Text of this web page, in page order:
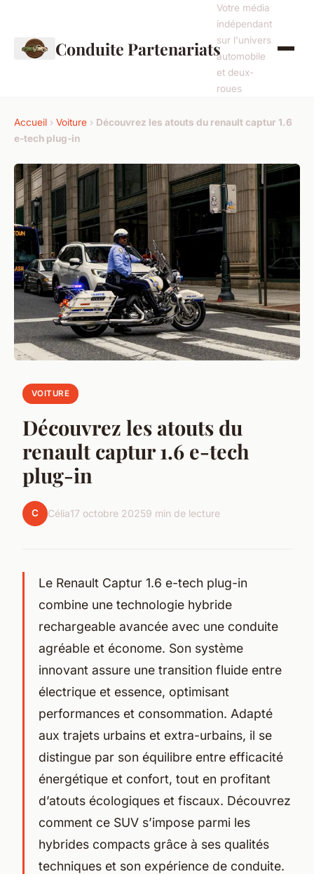
Conduite Partenariats
Votre média
indépendant
sur l'univers
automobile
et deux-
roues
Accueil › Voiture › Découvrez les atouts du renault captur 1.6
e-tech plug-in
VOITURE
Découvrez les atouts du
renault captur 1.6 e-tech
plug-in
C Célia17 octobre 20259 min de lecture
Le Renault Captur 1.6 e-tech plug-in
combine une technologie hybride
rechargeable avancée avec une conduite
agréable et économe. Son système
innovant assure une transition fluide entre
électrique et essence, optimisant
performances et consommation. Adapté
aux trajets urbains et extra-urbains, il se
distingue par son équilibre entre efficacité
énergétique et confort, tout en profitant
d’atouts écologiques et fiscaux. Découvrez
comment ce SUV s’impose parmi les
hybrides compacts grâce à ses qualités
techniques et son expérience de conduite.